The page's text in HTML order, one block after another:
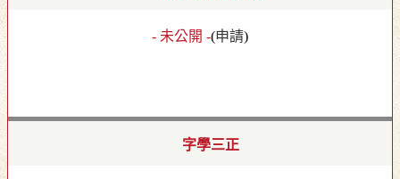
- 未公開 -(申請)
字學三正